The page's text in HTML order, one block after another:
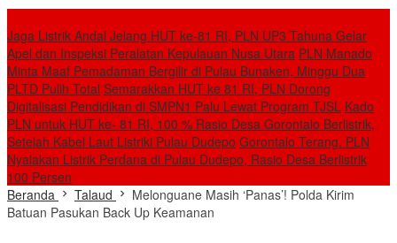
Jaga Listrik Andal Jelang HUT ke-81 RI, PLN UP3 Tahuna Gelar
Apel dan Inspeksi Peralatan Kepulauan Nusa Utara PLN Manado
Minta Maaf Pemadaman Bergilir di Pulau Bunaken, Minggu Dua
PLTD Pulih Total Semarakkan HUT ke 81 RI, PLN Dorong
Digitalisasi Pendidikan di SMPN1 Palu Lewat Program TJSL Kado
PLN untuk HUT ke- 81 RI, 100 % Rasio Desa Gorontalo Berlistrik,
Setelah Kabel Laut Listriki Pulau Dudepo Gorontalo Terang. PLN
Nyalakan Listrik Perdana di Pulau Dudepo, Rasio Desa Berlistrik
100 Persen
Beranda
Talaud
Melonguane Masih ‘Panas’! Polda Kirim
Batuan Pasukan Back Up Keamanan